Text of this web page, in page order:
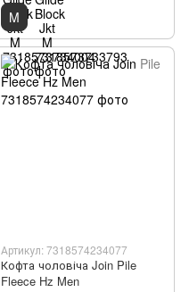
M
Артикул: 7318574234077
Кофта чоловіча Join Pile
Fleece Hz Men